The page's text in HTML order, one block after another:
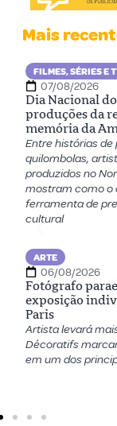
Mais
FILMES, SÉRIES E
07/08/2026
Dia Nacional
produções da
memória da
Entre histórias
quilombolas,
produzidos no
mostram como o
ferramenta de
cultural
ARTE
06/08/2026
Fotógrafo
exposição
Paris
Artista levará
Décoratifs
em um dos